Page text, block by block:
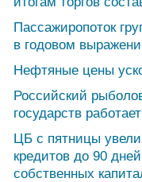
Пассажиропоток
в годовом
Нефтяные цены
Российский
государств
ЦБ с пятницы
кредитов до 90
собственных